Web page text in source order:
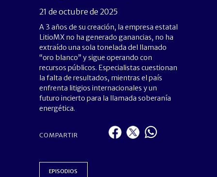
21 de octubre de 2025
A 3 años de su creación, la empresa estatal
LitioMX no ha generado ganancias, no ha
extraído una sola tonelada del llamado
“oro blanco” y sigue operando con
recursos públicos. Especialistas cuestionan
la falta de resultados, mientras el país
enfrenta litigios internacionales y un
futuro incierto para la llamada soberanía
energética.
COMPARTIR
EPISODIOS